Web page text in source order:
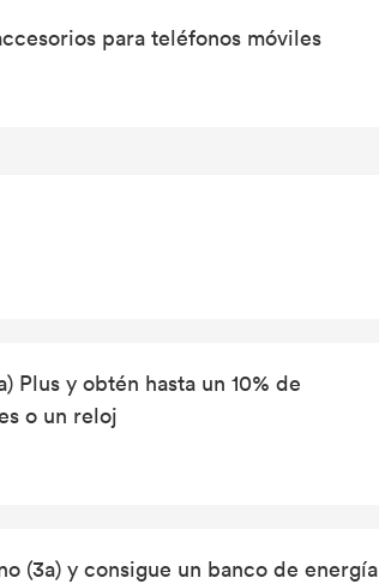
para teléfonos móviles
Plus y obtén hasta un 10% de
o un reloj
(3a) y consigue un banco de energía